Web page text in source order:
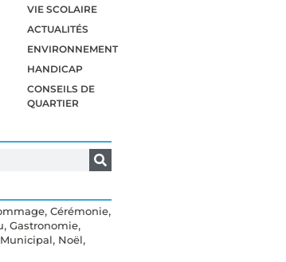
VIE SCOLAIRE
ACTUALITÉS
ENVIRONNEMENT
HANDICAP
CONSEILS DE
QUARTIER
, Cérémonie,
, Gastronomie,
, Noël,